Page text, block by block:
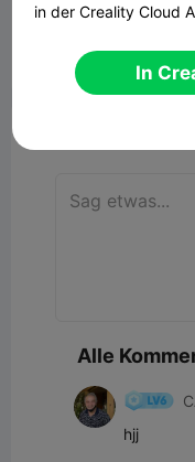
61.86KB
Bericht
Alle
hjj
in der Creality Cloud
In